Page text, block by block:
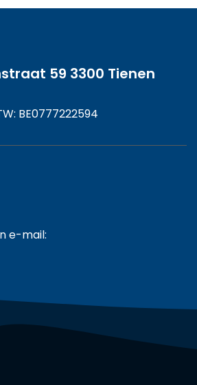
59 3300 Tienen
BE0777222594
e-mail: